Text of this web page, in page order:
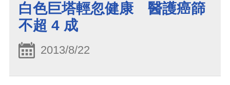
白色巨塔輕忽健康 醫護癌篩
不超 4 成
2013/8/22